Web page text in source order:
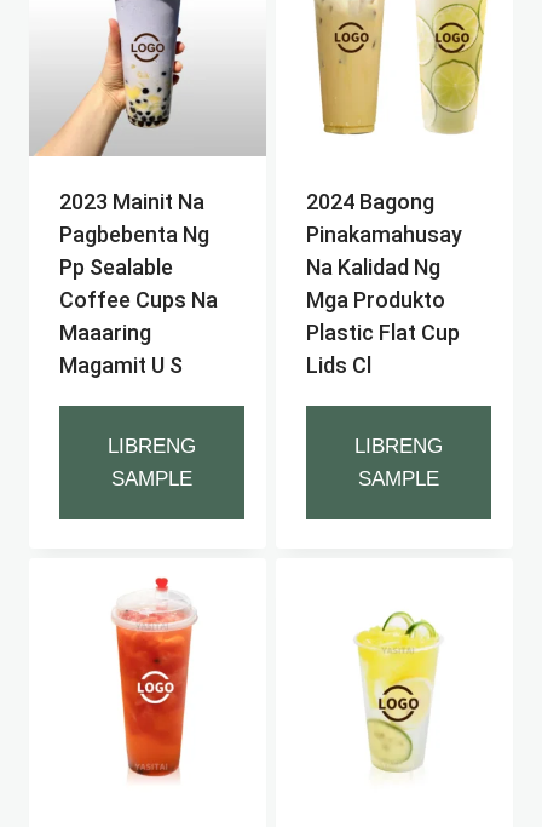
2023 Mainit Na
Pagbebenta Ng
Pp Sealable
Coffee Cups Na
Maaaring
Magamit U S
LIBRENG
SAMPLE
2024 Bagong
Pinakamahusay
Na Kalidad Ng
Mga Produkto
Plastic Flat Cup
Lids Cl
LIBRENG
SAMPLE